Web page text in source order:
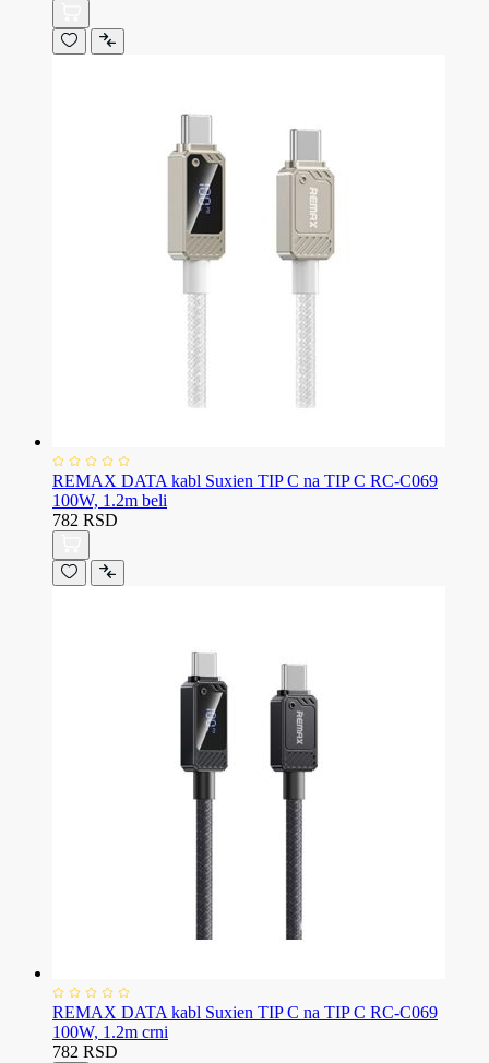
REMAX DATA kabl Suxien TIP C na TIP C RC-C069
100W, 1.2m beli
782 RSD
REMAX DATA kabl Suxien TIP C na TIP C RC-C069
100W, 1.2m crni
782 RSD